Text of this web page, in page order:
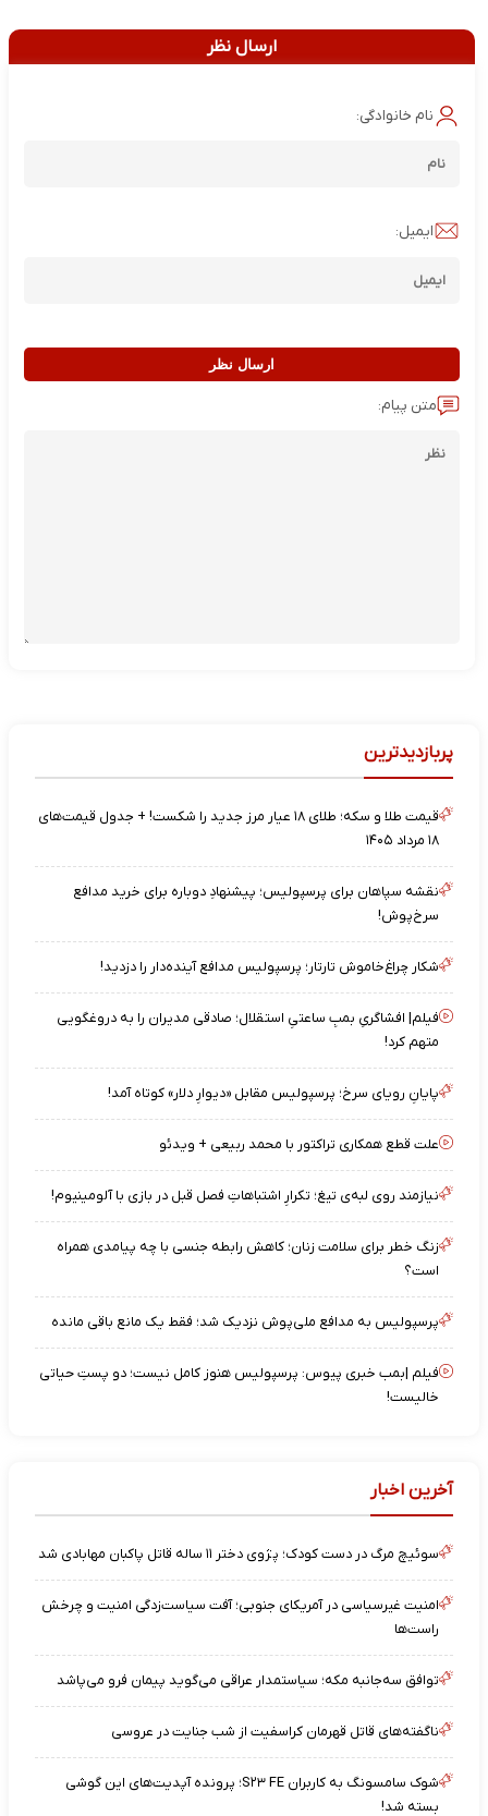
ارسال نظر
نام خانوادگی:
ایمیل:
ارسال نظر
متن پیام:
پربازدیدترین
قیمت طلا و سکه؛ طلای ۱۸ عیار مرز جدید را شکست! + جدول قیمت‌های
۱۸ مرداد ۱۴۰۵
نقشه‌ سپاهان برای پرسپولیس؛ پیشنهادِ دوباره برای خرید مدافع
سرخ‌پوش!
شکار چراغ‌خاموش تارتار؛ پرسپولیس مدافع آینده‌دار را دزدید!
فیلم| افشاگریِ بمبِ ساعتیِ استقلال؛ صادقی مدیران را به دروغگویی
متهم کرد!
پایانِ رویای سرخ؛ پرسپولیس مقابل «دیوارِ دلار» کوتاه آمد!
علت قطع همکاری تراکتور با محمد ربیعی + ویدئو
نیازمند روی لبه‌ی تیغ؛ تکرارِ اشتباهاتِ فصل قبل در بازی با آلومینیوم!
زنگ خطر برای سلامت زنان؛ کاهش رابطه جنسی با چه پیامدی همراه
است؟
پرسپولیس به مدافع ملی‌پوش نزدیک شد؛ فقط یک مانع باقی مانده
فیلم |بمب خبری پیوس: پرسپولیس هنوز کامل نیست؛ دو پستِ حیاتی
خالیست!
آخرین اخبار
سوئیچ مرگ در دست کودک؛ پژوی دختر ۱۱ ساله قاتل پاکبان مهابادی شد
امنیت غیرسیاسی در آمریکای جنوبی؛ آفت سیاست‌زدگی امنیت و چرخش
راست‌ها
توافق سه‌جانبه مکه؛ سیاستمدار عراقی می‌گوید پیمان فرو می‌پاشد
ناگفته‌های قاتل قهرمان کراسفیت از شب جنایت در عروسی
شوک سامسونگ به کاربران S۲۳ FE؛ پرونده آپدیت‌های این گوشی
بسته شد!